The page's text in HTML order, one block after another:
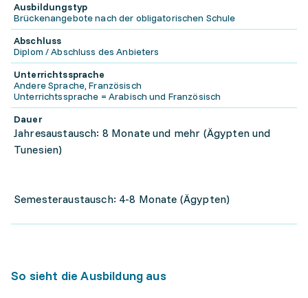
Ausbildungstyp
Brückenangebote nach der obligatorischen Schule
Abschluss
Diplom / Abschluss des Anbieters
Unterrichtssprache
Andere Sprache, Französisch
Unterrichtssprache = Arabisch und Französisch
Dauer
Jahresaustausch: 8 Monate und mehr (Ägypten und
Tunesien)
Semesteraustausch: 4-8 Monate (Ägypten)
So sieht die Ausbildung aus